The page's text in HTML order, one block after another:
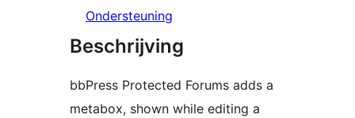
Ondersteuning
Beschrijving
bbPress Protected Forums adds a
metabox, shown while editing a